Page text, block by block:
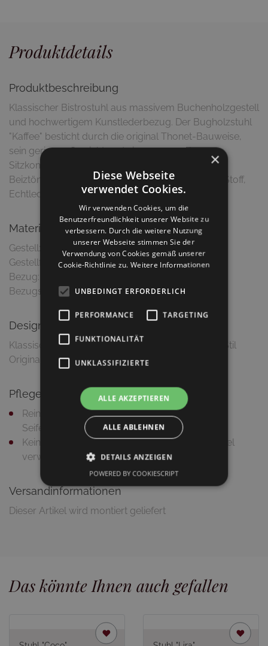
Produktdetails
Produktbeschreibung
Klassischer Bistrostuhl aus massivem Buchenholzgestell
und hochwertigem Kunstlederbezug. Der Bugholzstuhl
"Kaffee" besticht durch die original Thonet-Bauweise,
sein geringes Gewicht und einem angenehmen
Sitzkomfort. Dieser Artikel ist in einer Vielzahl von
Beiztönen, sowie Bezugsmaterialien (Kunstleder, Stoff,
Echtleder) erhältlich.
Material & Ausführung
Gestell: Buche massiv
Gestellfarbe: mittlerer Nusston gebeizt
Bezug: Kunstleder
Design
Klassischer Bugholzstuhl im Wiener-Kaffeehaus-Stil
Pflegetipps
Reinigung mit feuchtem Putztuch und milder
Seifenlauge
Keine Haushaltsreiniger bzw. scheuernden Mittel
verwenden
Versandinformationen
Dieser Artikel wird montiert geliefert
Das könnte Ihnen auch gefallen
×
Diese Webseite
verwendet Cookies.
Wir verwenden Cookies, um die
Benutzerfreundlichkeit unserer Website zu
verbessern. Durch die weitere Nutzung
unserer Webseite stimmen Sie der
Verwendung von Cookies gemäß unserer
Cookie-Richtlinie zu.Weitere Informationen
UNBEDINGT ERFORDERLICH
PERFORMANCE TARGETING
FUNKTIONALITÄT
UNKLASSIFIZIERTE
ALLE AKZEPTIEREN
ALLE ABLEHNEN
DETAILS ANZEIGEN
POWERED BY COOKIESCRIPT